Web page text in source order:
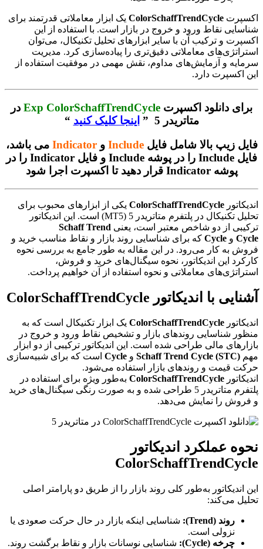
اکسپرت ColorSchaffTrendCycle یک ابزار معاملاتی قدرتمند برای
شناسایی نقاط ورود و خروج در بازار است. با استفاده از این
اکسپرت و ترکیب آن با سایر ابزارهای تحلیل تکنیکال، می‌توان
استراتژی‌های معاملاتی دقیق‌تری را پیاده‌سازی کرد. مدیریت
سرمایه و آزمایش‌های مداوم، نقش مهمی در موفقیت استفاده از
این اکسپرت دارد.
برای دانلود اکسپرت Exp ColorSchaffTrendCycle در
متاتریدر 5 ”
اینجا کلیک کنید “
فایل زیپ بالا شامل فایلInclude وIndicator می باشد،
فایل Include را در پوشه Include و فایل Indicator را در
پوشه Indicator قرار دهید تا اکسپرت اجرا شود
اندیکاتور ColorSchaffTrendCycle یکی از ابزارهای محبوب برای
تحلیل تکنیکال در پلتفرم متاتریدر 5 (MT5) است. این اندیکاتور
ترکیبی از دو شاخص معتبر است، یعنی Schaff Trend
Cycle و Cycle که برای شناسایی روند بازار و نقاط مناسب خرید و
فروش به کار می‌رود. در این مقاله به طور جامع به بررسی نحوه
کارکرد این اندیکاتور، نحوه سیگنال‌های خرید و فروش،
استراتژی‌های معاملاتی و نحوه استفاده از آن خواهیم پرداخت.
آشنایی با اندیکاتور ColorSchaffTrendCycle
اندیکاتور ColorSchaffTrendCycle یک ابزار تکنیکال است که به
منظور شناسایی روندهای بازار و تشخیص نقاط ورود و خروج در
بازارهای مالی طراحی شده است. این اندیکاتور ترکیبی از دو ابزار
مهم Schaff Trend Cycle (STC) و Cycle است که برای شبیه‌سازی
حرکت قیمت و روندهای بازار استفاده می‌شود.
اندیکاتور ColorSchaffTrendCycle به‌طور ویژه برای استفاده در
پلتفرم متاتریدر 5 طراحی شده و به صورت رنگی سیگنال‌های خرید
و فروش را نمایش می‌دهد.
نحوه عملکرد اندیکاتور
ColorSchaffTrendCycle
این اندیکاتور به‌طور کلی روند بازار را از طریق دو پارامتر اصلی
تحلیل می‌کند:
روند (Trend):
شناسایی اینکه بازار در حال حرکت صعودی یا
نزولی است.
چرخه (Cycle):
شناسایی نوسانات بازار و نقاط برگشت روند.